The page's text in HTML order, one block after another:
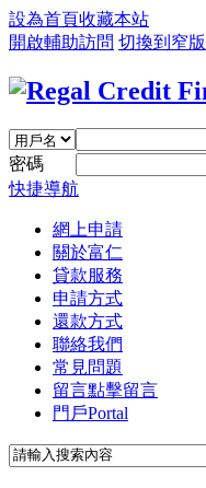
設為首頁收藏本站
開啟輔助訪問 切換到窄版
密碼
快捷導航
網上申請
關於富仁
貸款服務
申請方式
還款方式
聯絡我們
常見問題
留言點擊留言
門戶Portal